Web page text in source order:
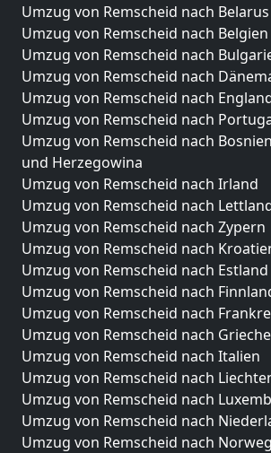
Umzug von Remscheid nach Belarus
Umzug von Remscheid nach Belgien
Umzug von Remscheid nach
Umzug von Remscheid nach
Umzug von Remscheid nach
Umzug von Remscheid nach
Umzug von Remscheid nach Bosnien
und Herzegowina
Umzug von Remscheid nach Irland
Umzug von Remscheid nach
Umzug von Remscheid nach Zypern
Umzug von Remscheid nach
Umzug von Remscheid nach Estland
Umzug von Remscheid nach
Umzug von Remscheid nach
Umzug von Remscheid nach
Umzug von Remscheid nach Italien
Umzug von Remscheid nach
Umzug von Remscheid nach
Umzug von Remscheid nach
Umzug von Remscheid nach